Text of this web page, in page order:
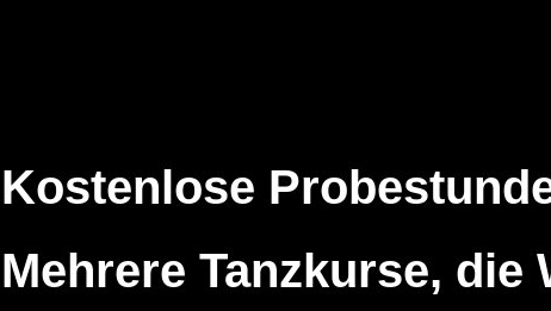
Kostenlose
Mehrere Tanzkurse, die